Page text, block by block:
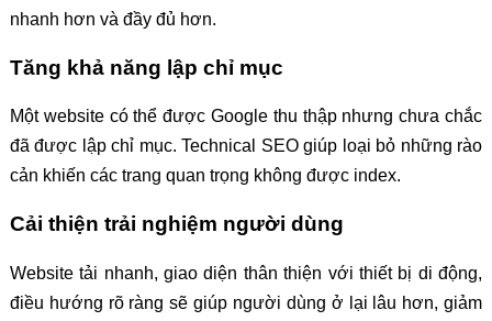
nhanh hơn và đầy đủ hơn.
Tăng khả năng lập chỉ mục
Một website có thể được Google thu thập nhưng chưa chắc
đã được lập chỉ mục. Technical SEO giúp loại bỏ những rào
cản khiến các trang quan trọng không được index.
Cải thiện trải nghiệm người dùng
Website tải nhanh, giao diện thân thiện với thiết bị di động,
điều hướng rõ ràng sẽ giúp người dùng ở lại lâu hơn, giảm